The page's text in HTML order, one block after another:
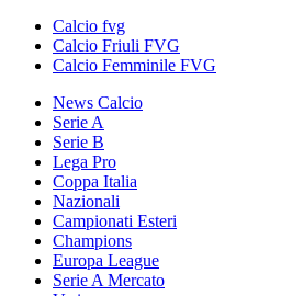
Calcio fvg
Calcio Friuli FVG
Calcio Femminile FVG
News Calcio
Serie A
Serie B
Lega Pro
Coppa Italia
Nazionali
Campionati Esteri
Champions
Europa League
Serie A Mercato